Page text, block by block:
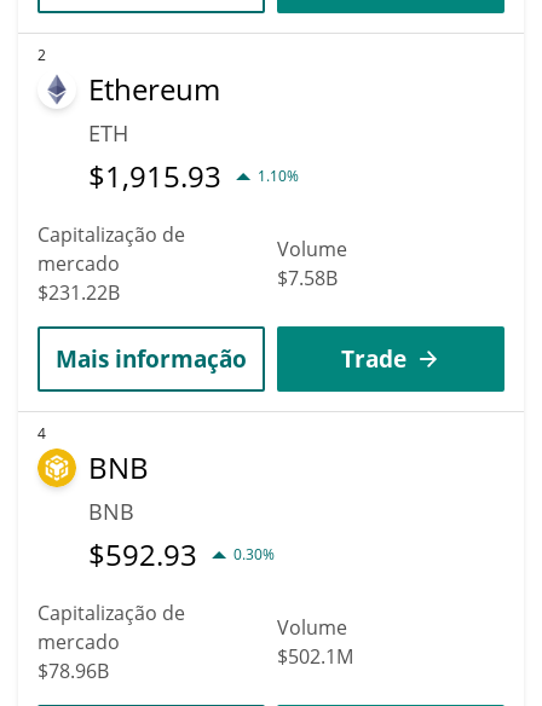
2
Ethereum
ETH
$1,915.93 1.10%
Capitalização de
mercado
$231.22B
Volume
$7.58B
Mais informação Trade
4
BNB
BNB
$592.93 0.30%
Capitalização de
mercado
$78.96B
Volume
$502.1M